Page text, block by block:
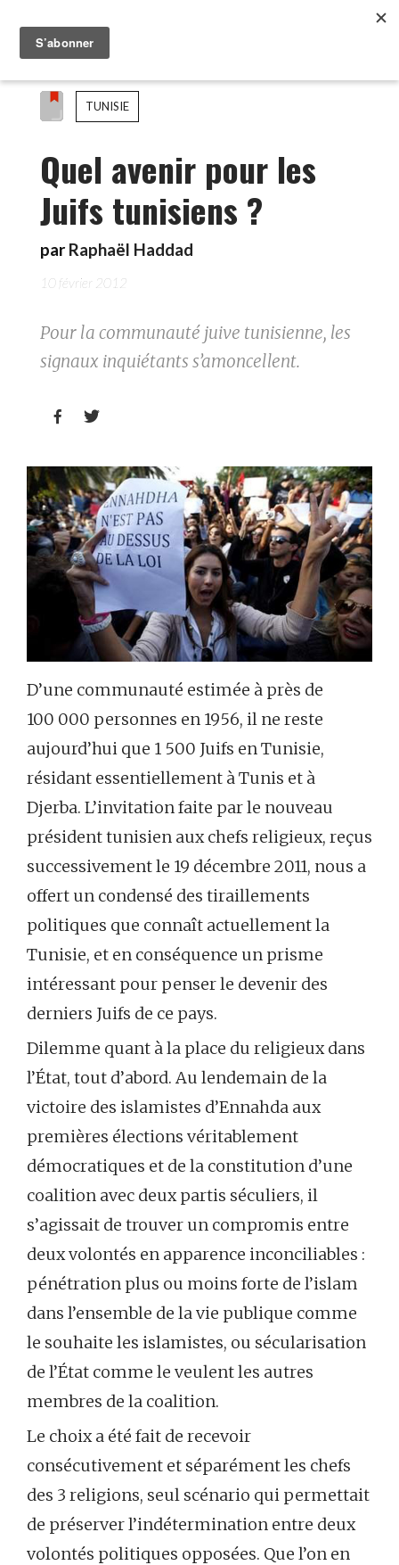
TUNISIE
Quel avenir pour les
Juifs tunisiens ?
par Raphaël Haddad
10 février 2012
Pour la communauté juive tunisienne, les
signaux inquiétants s’amoncellent.
 
D’une communauté estimée à près de
100 000 personnes en 1956, il ne reste
aujourd’hui que 1 500 Juifs en Tunisie,
résidant essentiellement à Tunis et à
Djerba. L’invitation faite par le nouveau
président tunisien aux chefs religieux, reçus
successivement le 19 décembre 2011, nous a
offert un condensé des tiraillements
politiques que connaît actuellement la
Tunisie, et en conséquence un prisme
intéressant pour penser le devenir des
derniers Juifs de ce pays.
Dilemme quant à la place du religieux dans
l’État, tout d’abord. Au lendemain de la
victoire des islamistes d’Ennahda aux
premières élections véritablement
démocratiques et de la constitution d’une
coalition avec deux partis séculiers, il
s’agissait de trouver un compromis entre
deux volontés en apparence inconciliables :
pénétration plus ou moins forte de l’islam
dans l’ensemble de la vie publique comme
le souhaite les islamistes, ou sécularisation
de l’État comme le veulent les autres
membres de la coalition.
Le choix a été fait de recevoir
consécutivement et séparément les chefs
des 3 religions, seul scénario qui permettait
de préserver l’indétermination entre deux
volontés politiques opposées. Que l’on en